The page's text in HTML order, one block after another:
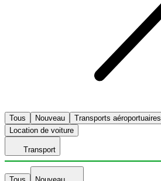
Tous Nouveau Transports aéroportuaires
Location de voiture
Transport